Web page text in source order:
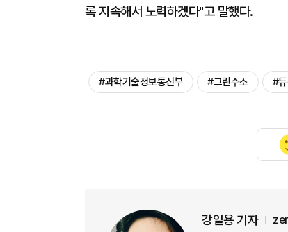
록 지속해서 노력하겠다"고 말했다.
#과학기술정보통신부 #그린수소 #
강일용 기자